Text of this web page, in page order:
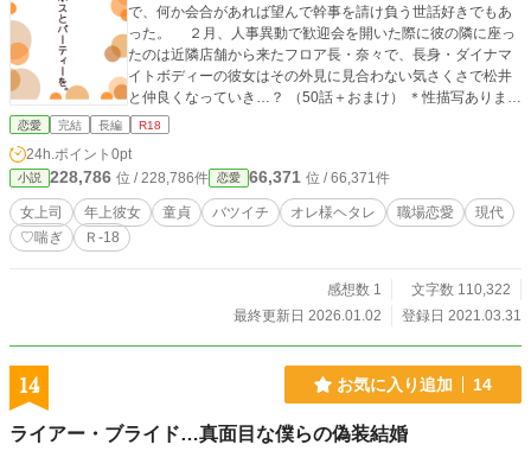
で、何か会合があれば望んで幹事を請け負う世話好きでもあ
った。 ２月、人事異動で歓迎会を開いた際に彼の隣に座っ
たのは近隣店舗から来たフロア長・奈々で、長身・ダイナマ
イトボディーの彼女はその外見に見合わない気さくさで松井
と仲良くなっていき…？ （50話＋おまけ） ＊性描写ありま
す。
恋愛 完結 長編 R18
24h.ポイント 0pt
小説 228,786 位 / 228,786件 恋愛 66,371 位 / 66,371件
女上司 年上彼女 童貞 バツイチ オレ様ヘタレ 職場恋愛
現代
♡喘ぎ
Ｒ-18
感想数 1
文字数 110,322
最終更新日 2026.01.02
登録日 2021.03.31
14 お気に入り追加 14
ライアー・ブライド…真面目な僕らの偽装結婚